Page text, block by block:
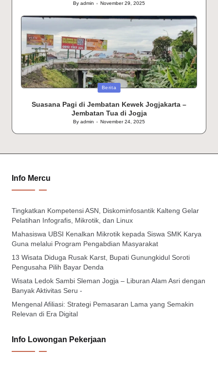
Posted
Byadmin November 29, 2025
Posted
Berita
Suasana Pagi di Jembatan Kewek Jogjakarta –
Jembatan Tua di Jogja
Posted
Byadmin November 24, 2025
Info Mercu
Tingkatkan Kompetensi ASN, Diskominfosantik Kalteng Gelar
Pelatihan Infografis, Mikrotik, dan Linux
Mahasiswa UBSI Kenalkan Mikrotik kepada Siswa SMK Karya
Guna melalui Program Pengabdian Masyarakat
13 Wisata Diduga Rusak Karst, Bupati Gunungkidul Soroti
Pengusaha Pilih Bayar Denda
Wisata Ledok Sambi Sleman Jogja – Liburan Alam Asri dengan
Banyak Aktivitas Seru -
Mengenal Afiliasi: Strategi Pemasaran Lama yang Semakin
Relevan di Era Digital
Info Lowongan Pekerjaan